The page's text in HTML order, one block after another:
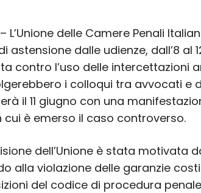
L’Unione delle Camere Penali
astensione dalle udienze, dall’8 al
contro l’uso delle intercettazioni
i colloqui tra avvocati e
il 11 giugno con una
cui è emerso il caso controverso.
dell’Unione è stata motivata
alla violazione delle garanzie
del codice di procedura